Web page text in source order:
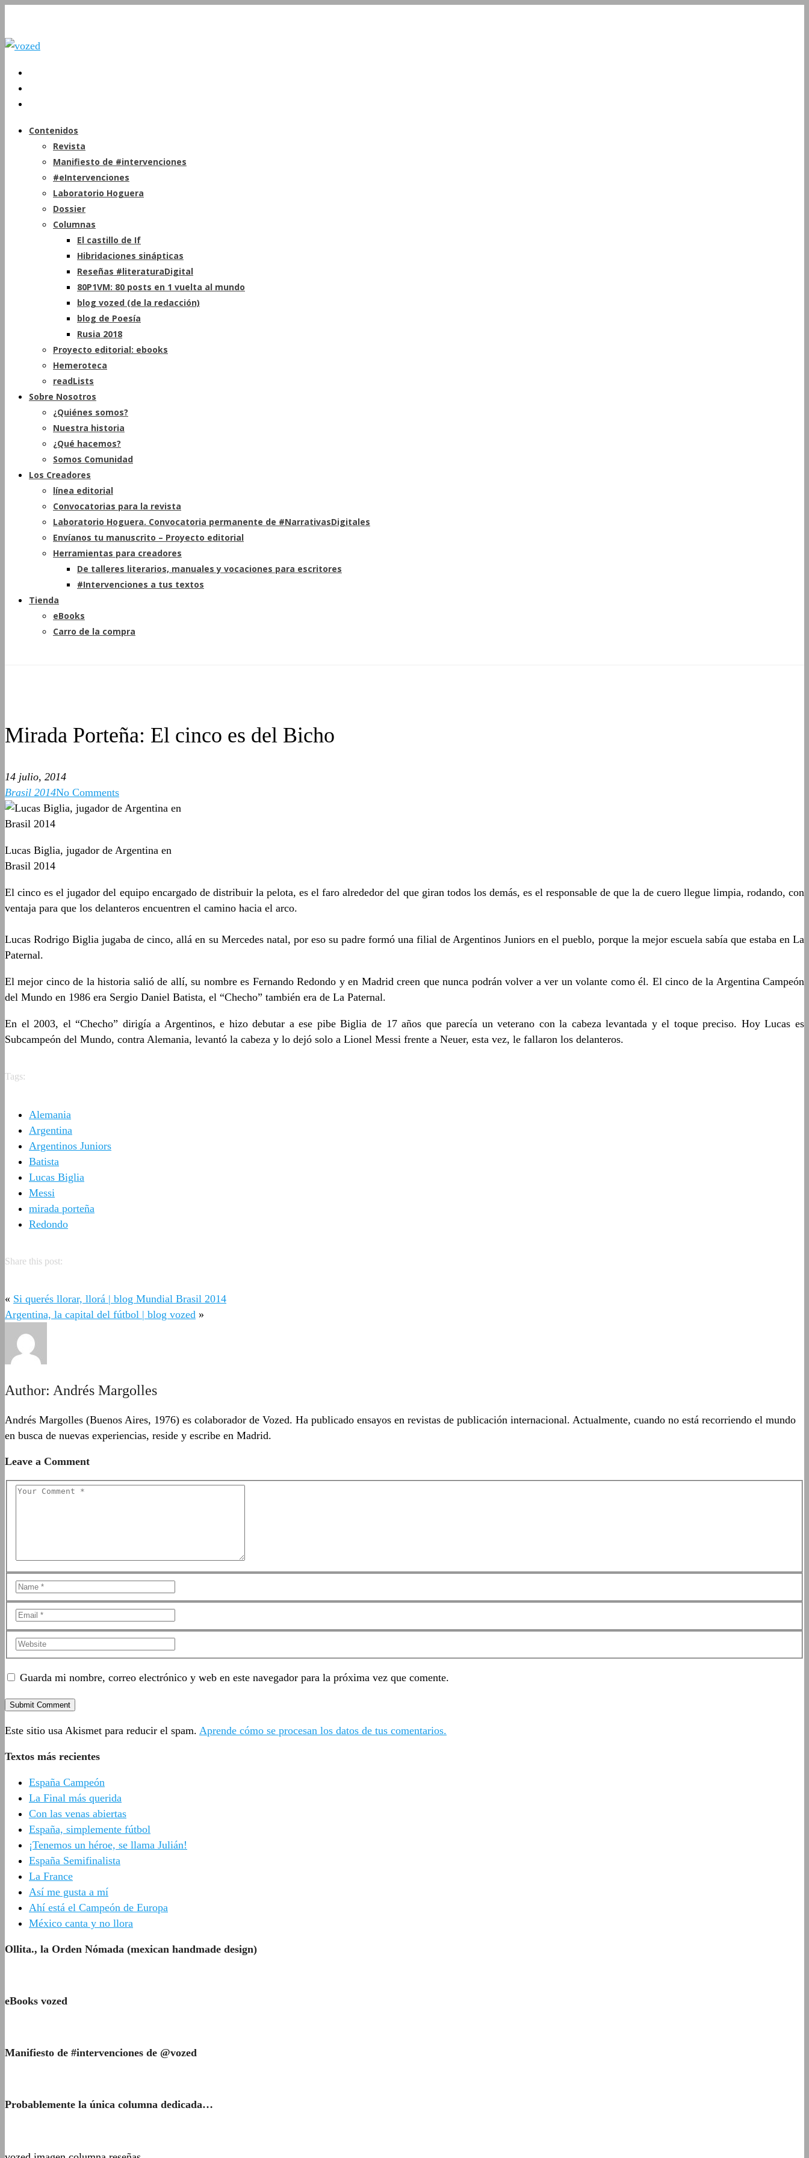
Contenidos
Revista
Manifiesto de #intervenciones
#eIntervenciones
Laboratorio Hoguera
Dossier
Columnas
El castillo de If
Hibridaciones sinápticas
Reseñas #literaturaDigital
80P1VM: 80 posts en 1 vuelta al mundo
blog vozed (de la redacción)
blog de Poesía
Rusia 2018
Proyecto editorial: ebooks
Hemeroteca
readLists
Sobre Nosotros
¿Quiénes somos?
Nuestra historia
¿Qué hacemos?
Somos Comunidad
Los Creadores
línea editorial
Convocatorias para la revista
Laboratorio Hoguera. Convocatoria permanente de #NarrativasDigitales
Envíanos tu manuscrito – Proyecto editorial
Herramientas para creadores
De talleres literarios, manuales y vocaciones para escritores
#Intervenciones a tus textos
Tienda
eBooks
Carro de la compra
Mirada Porteña: El cinco es del Bicho
14 julio, 2014
Brasil 2014No Comments
Lucas Biglia, jugador de Argentina en
Brasil 2014
El cinco es el jugador del equipo encargado de distribuir la pelota, es el faro alrededor del que giran todos los demás, es el responsable de que la de cuero llegue limpia, rodando, con
ventaja para que los delanteros encuentren el camino hacia el arco.
Lucas Rodrigo Biglia jugaba de cinco, allá en su Mercedes natal, por eso su padre formó una filial de Argentinos Juniors en el pueblo, porque la mejor escuela sabía que estaba en La
Paternal.
El mejor cinco de la historia salió de allí, su nombre es Fernando Redondo y en Madrid creen que nunca podrán volver a ver un volante como él. El cinco de la Argentina Campeón
del Mundo en 1986 era Sergio Daniel Batista, el “Checho” también era de La Paternal.
En el 2003, el “Checho” dirigía a Argentinos, e hizo debutar a ese pibe Biglia de 17 años que parecía un veterano con la cabeza levantada y el toque preciso. Hoy Lucas es
Subcampeón del Mundo, contra Alemania, levantó la cabeza y lo dejó solo a Lionel Messi frente a Neuer, esta vez, le fallaron los delanteros.
Tags:
Alemania
Argentina
Argentinos Juniors
Batista
Lucas Biglia
Messi
mirada porteña
Redondo
Share this post:
« Si querés llorar, llorá | blog Mundial Brasil 2014
Argentina, la capital del fútbol | blog vozed »
Author: Andrés Margolles
Andrés Margolles (Buenos Aires, 1976) es colaborador de Vozed. Ha publicado ensayos en revistas de publicación internacional. Actualmente, cuando no está recorriendo el mundo
en busca de nuevas experiencias, reside y escribe en Madrid.
Leave a Comment
Guarda mi nombre, correo electrónico y web en este navegador para la próxima vez que comente.
Este sitio usa Akismet para reducir el spam. Aprende cómo se procesan los datos de tus comentarios.
Textos más recientes
España Campeón
La Final más querida
Con las venas abiertas
España, simplemente fútbol
¡Tenemos un héroe, se llama Julián!
España Semifinalista
La France
Así me gusta a mí
Ahí está el Campeón de Europa
México canta y no llora
Ollita., la Orden Nómada (mexican handmade design)
eBooks vozed
Manifiesto de #intervenciones de @vozed
Probablemente la única columna dedicada…